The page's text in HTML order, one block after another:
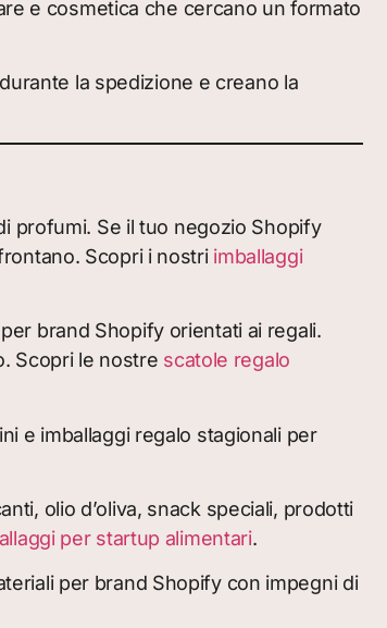
e cosmetica che cercano un formato
la spedizione e creano la
profumi. Se il tuo negozio Shopify
Scopri i nostri imballaggi
brand Shopify orientati ai regali.
Scopri le nostre scatole regalo
e imballaggi regalo stagionali per
olio d’oliva, snack speciali, prodotti
per startup alimentari.
per brand Shopify con impegni di